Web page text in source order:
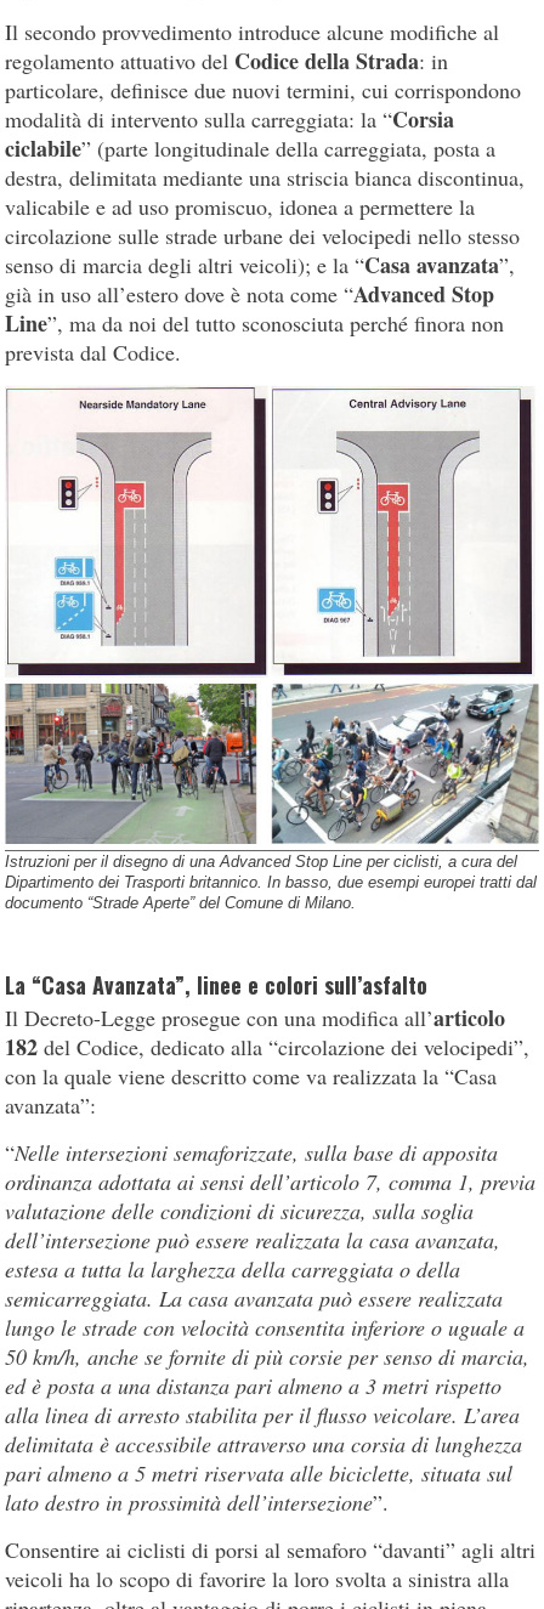
Il secondo provvedimento introduce alcune modifiche al
regolamento attuativo del Codice della Strada: in
particolare, definisce due nuovi termini, cui corrispondono
modalità di intervento sulla carreggiata: la “Corsia
ciclabile” (parte longitudinale della carreggiata, posta a
destra, delimitata mediante una striscia bianca discontinua,
valicabile e ad uso promiscuo, idonea a permettere la
circolazione sulle strade urbane dei velocipedi nello stesso
senso di marcia degli altri veicoli); e la “Casa avanzata”,
già in uso all’estero dove è nota come “Advanced Stop
Line”, ma da noi del tutto sconosciuta perché finora non
prevista dal Codice.
Istruzioni per il disegno di una Advanced Stop Line per ciclisti, a cura del
Dipartimento dei Trasporti britannico. In basso, due esempi europei tratti dal
documento “Strade Aperte” del Comune di Milano.
La “Casa Avanzata”, linee e colori sull’asfalto
Il Decreto-Legge prosegue con una modifica all’articolo
182 del Codice, dedicato alla “circolazione dei velocipedi”,
con la quale viene descritto come va realizzata la “Casa
avanzata”:
“Nelle intersezioni semaforizzate, sulla base di apposita
ordinanza adottata ai sensi dell’articolo 7, comma 1, previa
valutazione delle condizioni di sicurezza, sulla soglia
dell’intersezione può essere realizzata la casa avanzata,
estesa a tutta la larghezza della carreggiata o della
semicarreggiata. La casa avanzata può essere realizzata
lungo le strade con velocità consentita inferiore o uguale a
50 km/h, anche se fornite di più corsie per senso di marcia,
ed è posta a una distanza pari almeno a 3 metri rispetto
alla linea di arresto stabilita per il flusso veicolare. L’area
delimitata è accessibile attraverso una corsia di lunghezza
pari almeno a 5 metri riservata alle biciclette, situata sul
lato destro in prossimità dell’intersezione”.
Consentire ai ciclisti di porsi al semaforo “davanti” agli altri
veicoli ha lo scopo di favorire la loro svolta a sinistra alla